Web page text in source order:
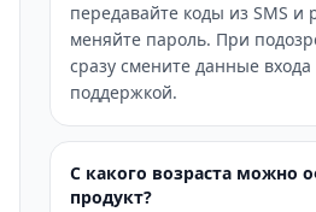
передавайте коды из SMS и
меняйте пароль. При
сразу смените данные входа
поддержкой.
С какого возраста можно
продукт?